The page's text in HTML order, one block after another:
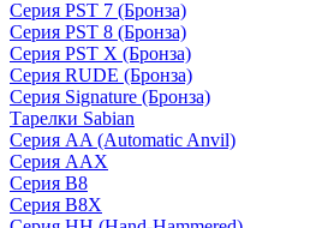
Серия PST 7 (Бронза)
Серия PST 8 (Бронза)
Серия PST X (Бронза)
Серия RUDE (Бронза)
Серия Signature (Бронза)
Тарелки Sabian
Серия AA (Automatic Anvil)
Серия AAX
Серия B8
Серия B8X